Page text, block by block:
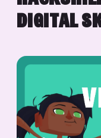
DIGITAL